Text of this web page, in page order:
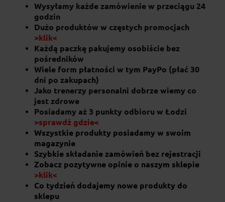
11,90 zł
Wysyłamy każde zamówienie w przeciągu 24
godzin
Dużo produktów w częstych promocjach
>klik<
Każdą paczkę pakujemy osobiście bez
pośredników
Wiele form płatności w tym PayPo (płać 30
dni po zakupach)
Jako trenerzy personalni dobrze wiemy co
jest zdrowe
Posiadamy aż 3 punkty odbioru w Łodzi
>sprawdź gdzie<
Wszystkie produkty posiadamy w swoim
magazynie
Szybkie składanie zamówień bez rejestracji
Zobacz pozytywne opinie o naszym sklepie
>klik<
Co tydzień dodajemy nowe produkty do
sklepu